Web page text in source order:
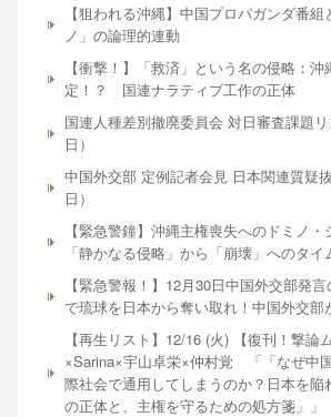
【狙われる沖縄】中国プロパガンダ番
ノ」の論理的連動
【衝撃！】「救済」という名の侵略：
定！？ 国連ナラティブ工作の正体
国連人種差別撤廃委員会 対日審査課題
日）
中国外交部 定例記者会見 日本関連質疑
日）
【緊急警鐘】沖縄主権喪失へのドミノ
「静かなる侵略」から「崩壊」へのタイ
【緊急警報！】12月30日中国外交部発
で琉球を日本から奪い取れ！中国外交部
【再生リスト】12/16 (火) 【復刊！撃論
×Sarina×宇山卓栄×仲村覚 「「なぜ中
際社会で通用してしまうのか？日本を陥
の正体と、主権を守るための処方箋」」